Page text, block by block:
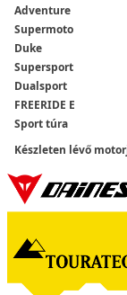
Adventure
Supermoto
Duke
Supersport
Dualsport
FREERIDE E
Sport túra
Készleten lévő